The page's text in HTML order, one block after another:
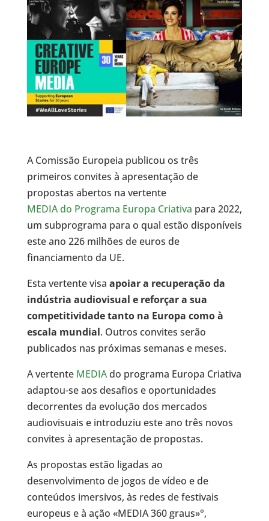
A Comissão Europeia publicou os três
primeiros convites à apresentação de
propostas abertos na vertente
MEDIA do Programa Europa Criativa para 2022,
um subprograma para o qual estão disponíveis
este ano 226 milhões de euros de
financiamento da UE.
Esta vertente visa apoiar a recuperação da
indústria audiovisual e reforçar a sua
competitividade tanto na Europa como à
escala mundial. Outros convites serão
publicados nas próximas semanas e meses.
A vertente MEDIAdo programa Europa Criativa
adaptou-se aos desafios e oportunidades
decorrentes da evolução dos mercados
audiovisuais e introduziu este ano três novos
convites à apresentação de propostas.
As propostas estão ligadas ao
desenvolvimento de jogos de vídeo e de
conteúdos imersivos, às redes de festivais
europeus e à ação «MEDIA 360 graus»°,